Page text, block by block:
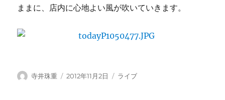
ままに、店内に心地よい風が吹いていきます。
投
寺井珠重
投
2012年11月2日
カ
ライブ